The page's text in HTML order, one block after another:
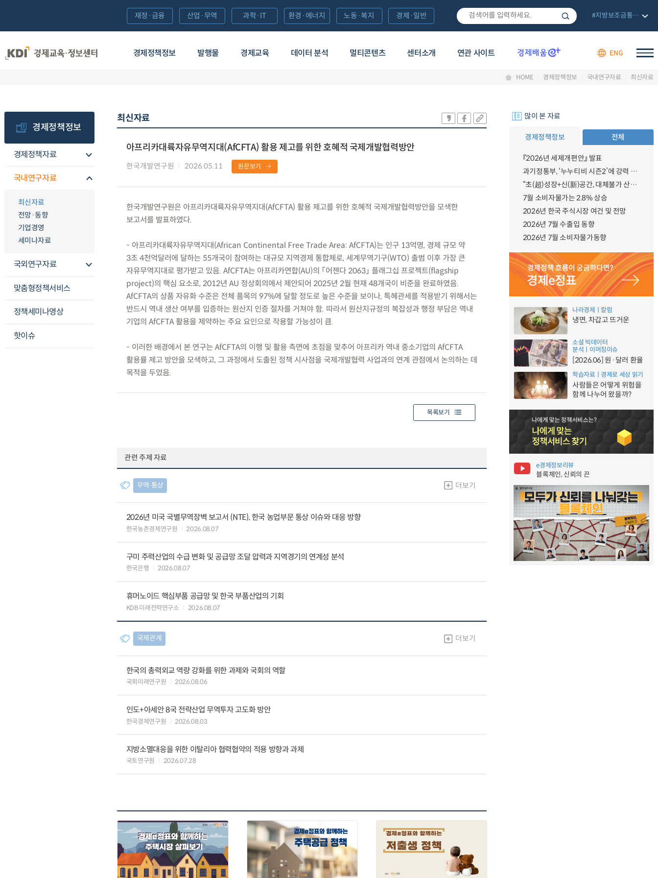
경제정책정보 발행물 경제교육 데이터 분석 멀티콘텐츠 센터소개 연관 사이트 ENG
재정·금융 산업·무역 과학·IT 환경·에너지 노동·복지 경제·일반 #지방보조금통합관리망
HOME 경제정책정보 국내연구자료 최신자료
경제정책정보
경제정책자료
국내연구자료
최신자료
전망·동향
기업경영
세미나자료
국외연구자료
맞춤형정책서비스
정책세미나영상
핫이슈
최신자료
아프리카대륙자유무역지대(AfCFTA) 활용 제고를 위한 호혜적 국제개발협력방안
한국개발연구원 2026.05.11 원문보기
한국개발연구원은 아프리카대륙자유무역지대(AfCFTA) 활용 제고를 위한 호혜적 국제개발협력방안을 모색한
보고서를 발표하였다.
- 아프리카대륙자유무역지대(African Continental Free Trade Area: AfCFTA)는 인구 13억명, 경제 규모 약
3조 4천억달러에 달하는 55개국이 참여하는 대규모 지역경제 통합체로, 세계무역기구(WTO) 출범 이후 가장 큰
자유무역지대로 평가받고 있음. AfCFTA는 아프리카연합(AU)의 「어젠다 2063」 플래그십 프로젝트(flagship
project)의 핵심 요소로, 2012년 AU 정상회의에서 제안되어 2025년 2월 현재 48개국이 비준을 완료하였음.
AfCFTA의 상품 자유화 수준은 전체 품목의 97%에 달할 정도로 높은 수준을 보이나, 특혜관세를 적용받기 위해서는
반드시 역내 생산 여부를 입증하는 원산지 인증 절차를 거쳐야 함. 따라서 원산지규정의 복잡성과 행정 부담은 역내
기업의 AfCFTA 활용을 제약하는 주요 요인으로 작용할 가능성이 큼.
- 이러한 배경에서 본 연구는 AfCFTA의 이행 및 활용 측면에 초점을 맞추어 아프리카 역내 중소기업의 AfCFTA
활용률 제고 방안을 모색하고, 그 과정에서 도출된 정책 시사점을 국제개발협력 사업과의 연계 관점에서 논의하는 데
목적을 두었음.
목록보기
관련 주제 자료
무역∙통상 더보기
2026년 미국 국별무역장벽 보고서 (NTE), 한국 농업부문 통상 이슈와 대응 방향
한국농촌경제연구원 2026.08.07
구미 주력산업의 수급 변화 및 공급망 조달 압력과 지역경기의 연계성 분석
한국은행 2026.08.07
휴머노이드 핵심부품 공급망 및 한국 부품산업의 기회
KDB 미래전략연구소 2026.08.07
국제관계 더보기
한국의 총력외교 역량 강화를 위한 과제와 국회의 역할
국회미래연구원 2026.08.06
인도+아세안 8국 전략산업 무역투자 고도화 방안
한국경제연구원 2026.08.03
지방소멸대응을 위한 이탈리아 협력협약의 적용 방향과 과제
국토연구원 2026.07.28
많이 본 자료
경제정책정보 전체
『2026년 세제개편안』 발표
과기정통부, ‘누누티비 시즌2’에 강력 대응 의지 밝혀
“초(超)성장+신(新)공간, 대체불가 산업강국”
7월 소비자물가는 2.8% 상승
2026년 한국 주식시장 여건 및 전망
2026년 7월 수출입 동향
2026년 7월 소비자물가동향
나라경제ㅣ칼럼
냉면, 차갑고 뜨거운
소셜 빅데이터
분석ㅣ이머징이슈
[2026.06] 원·달러 환율
학습자료ㅣ경제로 세상 읽기
사람들은 어떻게 위험을
함께 나누어 왔을까?
e경제정보리뷰
블록체인, 신뢰의 끈